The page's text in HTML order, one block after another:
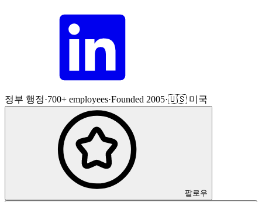
정부 행정·700+ employees·Founded 2005·🇺🇸 미국
팔로우